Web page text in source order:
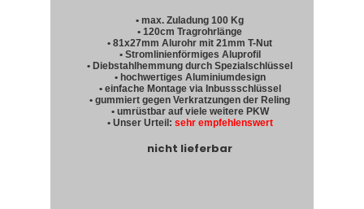
• max. Zuladung 100 Kg
• 120cm Tragrohrlänge
• 81x27mm Alurohr mit 21mm T-Nut
• Stromlinienförmiges Aluprofil
• Diebstahlhemmung durch Spezialschlüssel
• hochwertiges Aluminiumdesign
• einfache Montage via Inbussschlüssel
• gummiert gegen Verkratzungen der Reling
• umrüstbar auf viele weitere PKW
• Unser Urteil: sehr empfehlenswert
nicht lieferbar